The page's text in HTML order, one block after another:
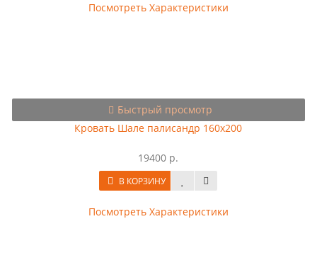
Посмотреть Характеристики
Быстрый просмотр
Кровать Шале палисандр 160х200
19400 р.
В КОРЗИНУ
Посмотреть Характеристики